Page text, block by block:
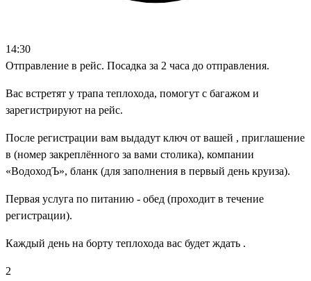
14:30
Отправление в рейс. Посадка за 2 часа до отправления.
Вас встретят у трапа теплохода, помогут с багажом и
зарегистрируют на рейс.
После регистрации вам выдадут ключ от вашей , приглашение
в (номер закреплённого за вами столика), компании
«ВодоходЪ», бланк (для заполнения в первый день круиза).
Первая услуга по питанию - обед (проходит в течение
регистрации).
Каждый день на борту теплохода вас будет ждать .
2